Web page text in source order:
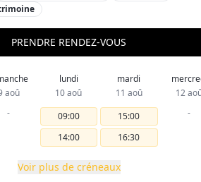
PRENDRE RENDEZ-VOUS
aoû
-
lundi
10 aoû
09:00
14:00
mardi
11 aoû
15:00
16:30
12
-
Voir plus de créneaux